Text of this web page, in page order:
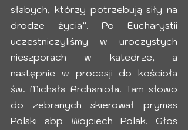
słabych, którzy potrzebują siły na
drodze życia”. Po Eucharystii
uczestniczyliśmy w uroczystych
nieszporach w katedrze, a
następnie w procesji do kościoła
św. Michała Archanioła. Tam słowo
do zebranych skierował prymas
Polski abp Wojciech Polak. Głos